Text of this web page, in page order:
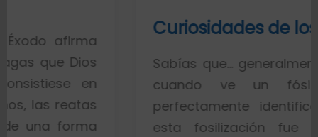
Curiosidades de los fósiles
Sabías que… generalmente toda la
cuando ve un fósil de un
perfectamente identificado piensa
esta fosilización fue un proceso